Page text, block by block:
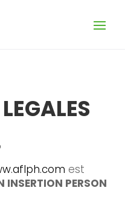
est
PERSON